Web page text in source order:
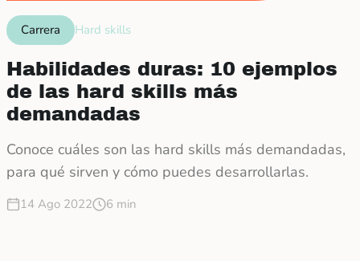
Carrera Hard skills
Habilidades duras: 10 ejemplos
de las hard skills más
demandadas
Conoce cuáles son las hard skills más demandadas,
para qué sirven y cómo puedes desarrollarlas.
14 Ago 2022 6 min